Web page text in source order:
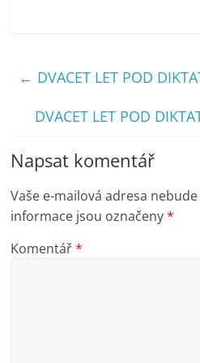
← DVACET LET POD
DVACET LET POD
Napsat komentář
Vaše e-mailová adresa
informace jsou označeny*
Komentář*